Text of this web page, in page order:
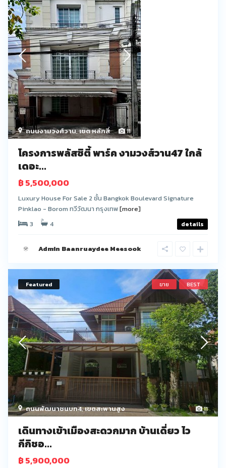
11
ถนนงามวงศ์วาน,เขต หลักสี่
โครงการพลัสซิตี้ พาร์ค งามวงส์วาน47 ใกล้
เดอะ...
฿ 5,500,000
Luxury House For Sale 2 ชั้น Bangkok Boulevard Signature
Pinklao - Borom ทวีวัฒนา กรุงเทพ[more]
3
4 details
Admin Baanruaydee Meesook
11
ถนนพัฒนาชนบท4,เขตสะพานสูง
Featured ขาย BEST
เดินทางเข้าเมืองสะดวกมาก บ้านเดี่ยว ไว
กีกิชอ...
฿ 5,900,000